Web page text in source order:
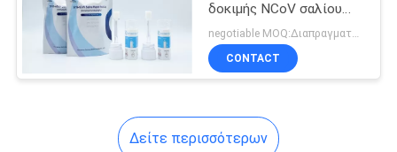
δοκιμής NCoV σαλίου
2019
negotiable MOQ:Διαπραγματεύσιμος
CONTACT
Δείτε περισσότερων